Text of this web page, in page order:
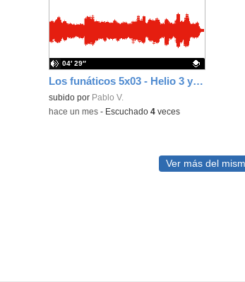
Los funáticos 5x03 - Helio 3 y el chiste de Ramón
Contenido educativo.
subido por Pablo V.
04′ 29″
-hace un mes- Escuchado 4veces
Ver más del